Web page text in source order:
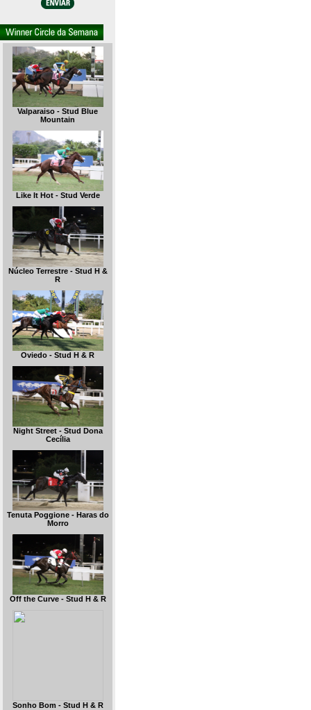
Valparaiso - Stud Blue
Mountain
Like It Hot - Stud Verde
Núcleo Terrestre - Stud H &
R
Oviedo - Stud H & R
Night Street - Stud Dona
Cecília
Tenuta Poggione - Haras do
Morro
Off the Curve - Stud H & R
Sonho Bom - Stud H & R